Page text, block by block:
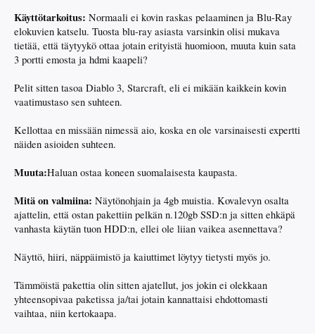
Käyttötarkoitus: Normaali ei kovin raskas pelaaminen ja Blu-Ray
elokuvien katselu. Tuosta blu-ray asiasta varsinkin olisi mukava
tietää, että täytyykö ottaa jotain erityistä huomioon, muuta kuin sata
3 portti emosta ja hdmi kaapeli?
Pelit sitten tasoa Diablo 3, Starcraft, eli ei mikään kaikkein kovin
vaatimustaso sen suhteen.
Kellottaa en missään nimessä aio, koska en ole varsinaisesti expertti
näiden asioiden suhteen.
Muuta:Haluan ostaa koneen suomalaisesta kaupasta.
Mitä on valmiina: Näytönohjain ja 4gb muistia. Kovalevyn osalta
ajattelin, että ostan pakettiin pelkän n.120gb SSD:n ja sitten ehkäpä
vanhasta käytän tuon HDD:n, ellei ole liian vaikea asennettava?
Näyttö, hiiri, näppäimistö ja kaiuttimet löytyy tietysti myös jo.
Tämmöistä pakettia olin sitten ajatellut, jos jokin ei olekkaan
yhteensopivaa paketissa ja/tai jotain kannattaisi ehdottomasti
vaihtaa, niin kertokaapa.